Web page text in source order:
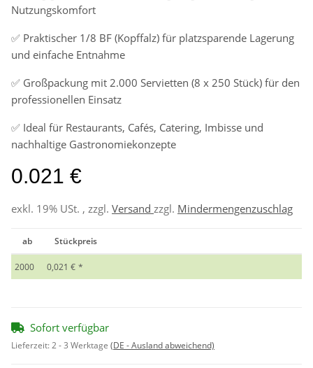
Nutzungskomfort
✅ Praktischer 1/8 BF (Kopffalz) für platzsparende Lagerung
und einfache Entnahme
✅ Großpackung mit 2.000 Servietten (8 x 250 Stück) für den
professionellen Einsatz
✅ Ideal für Restaurants, Cafés, Catering, Imbisse und
nachhaltige Gastronomiekonzepte
0.021 €
exkl. 19% USt. , zzgl. Versand zzgl. Mindermengenzuschlag
ab Stückpreis
2000 0,021 € *
Sofort verfügbar
Lieferzeit:2 - 3 Werktage (DE - Ausland abweichend)